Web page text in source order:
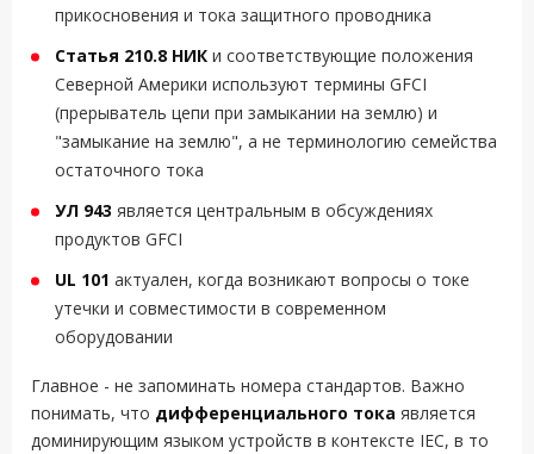
прикосновения и тока защитного проводника
Статья 210.8 НИК и соответствующие положения
Северной Америки используют термины GFCI
(прерыватель цепи при замыкании на землю) и
"замыкание на землю", а не терминологию семейства
остаточного тока
УЛ 943 является центральным в обсуждениях
продуктов GFCI
UL 101 актуален, когда возникают вопросы о токе
утечки и совместимости в современном
оборудовании
Главное - не запоминать номера стандартов. Важно
понимать, что дифференциального тока является
доминирующим языком устройств в контексте IEC, в то